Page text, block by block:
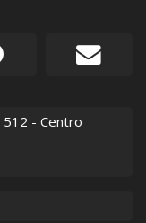
512 - Centro